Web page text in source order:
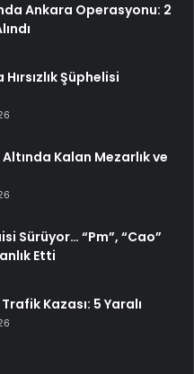
Ankara Operasyonu: 2
Şüphelisi
Kalan Mezarlık ve
Sürüyor… “Pm”, “Cao”
Etti
Kazası: 5 Yaralı